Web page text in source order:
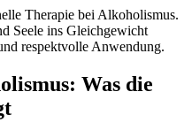
Therapie bei Alkoholismus.
Seele ins Gleichgewicht
respektvolle Anwendung.
Was die